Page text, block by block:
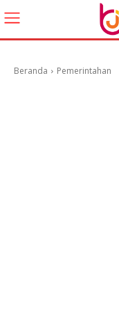
Beranda Pemerintahan